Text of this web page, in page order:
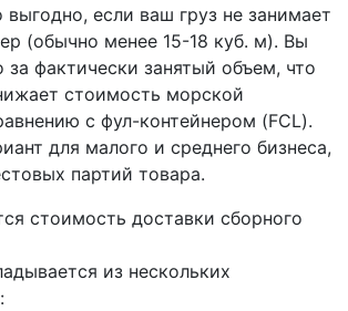
выгодно, если ваш груз не занимает
(обычно менее 15-18 куб. м). Вы
за фактически занятый объем, что
стоимость морской
с фул-контейнером (FCL).
для малого и среднего бизнеса,
партий товара.
стоимость доставки сборного
из нескольких